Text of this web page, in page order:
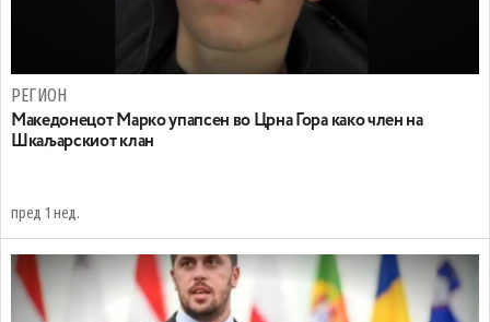
РЕГИОН
Maкедонецот Марко упапсен во Црна Гора како член на
Шкаљарскиот клан
пред 1 нед.